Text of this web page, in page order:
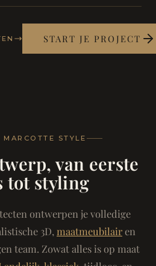
START JE PROJECT
STYLE
van eerste
tot styling
ontwerpen je volledige
3D, maatmeubilairen
team. Zowat alles is op maat